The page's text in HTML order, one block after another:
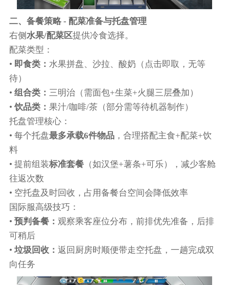
二、备餐策略 - 配菜准备与托盘管理
右侧 水果/配菜区提供冷食选择。
配菜类型：
• 即食类： 水果拼盘、沙拉、酸奶（点击即取，无等
待）
• 组合类： 三明治（需面包+生菜+火腿三层叠加）
• 饮品类： 果汁/咖啡/茶（部分需等待机器制作）
托盘管理核心：
• 每个托盘最多承载6件物品，合理搭配主食+配菜+饮
料
• 提前组装标准套餐（如汉堡+薯条+可乐），减少客舱
往返次数
• 空托盘及时回收，占用备餐台空间会降低效率
国际服高级技巧：
• 预判备餐： 观察乘客座位分布，前排优先准备，后排
可稍后
• 垃圾回收： 返回厨房时顺便带走空托盘，一趟完成双
向任务